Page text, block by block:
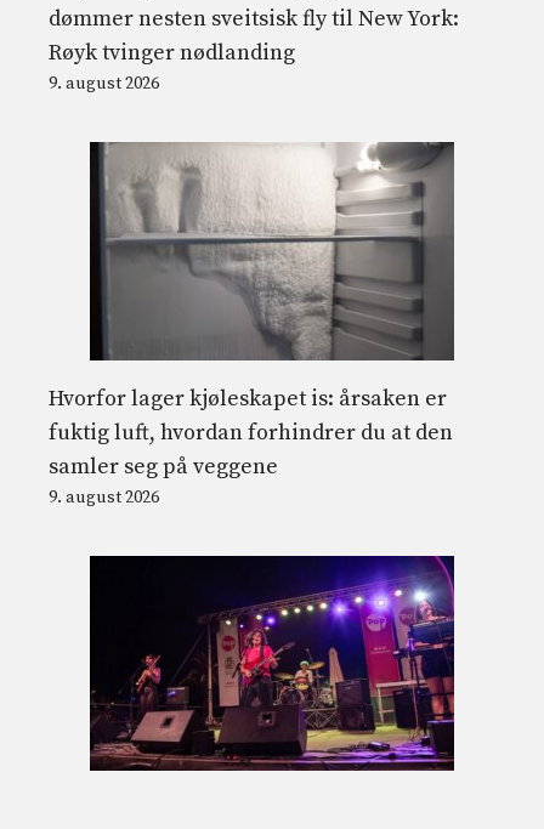
dømmer nesten sveitsisk fly til New York:
Røyk tvinger nødlanding
9. august 2026
Hvorfor lager kjøleskapet is: årsaken er
fuktig luft, hvordan forhindrer du at den
samler seg på veggene
9. august 2026